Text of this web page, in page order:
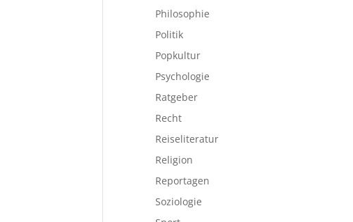
Philosophie
Politik
Popkultur
Psychologie
Ratgeber
Recht
Reiseliteratur
Religion
Reportagen
Soziologie